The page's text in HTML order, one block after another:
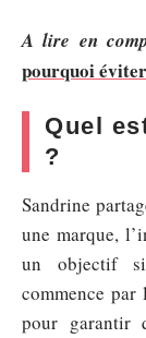
A lire en
pourquoi
Quel
?
Sandrine
une marque,
un objectif
commence par
pour garantir